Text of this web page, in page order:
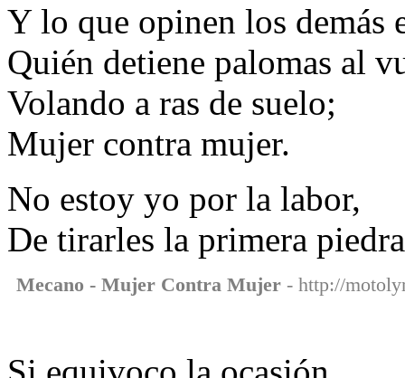
Y lo que opinen los demás
Quién detiene palomas al
Volando a ras de suelo;
Mujer contra mujer.
No estoy yo por la labor,
De tirarles la primera
Mecano - Mujer Contra Mujer - http://